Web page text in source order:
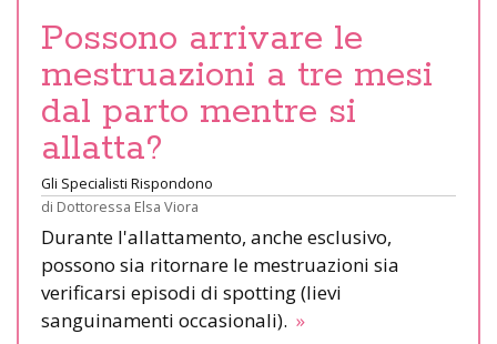
Possono arrivare le
mestruazioni a tre mesi
dal parto mentre si
allatta?
Gli Specialisti Rispondono
di Dottoressa Elsa Viora
Durante l'allattamento, anche esclusivo,
possono sia ritornare le mestruazioni sia
verificarsi episodi di spotting (lievi
sanguinamenti occasionali). »